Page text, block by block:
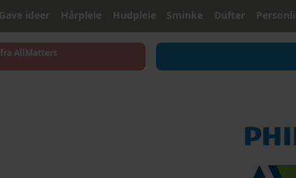
Gave ideer Hårpleie Hudpleie Sminke Dufter
fra AllMatters